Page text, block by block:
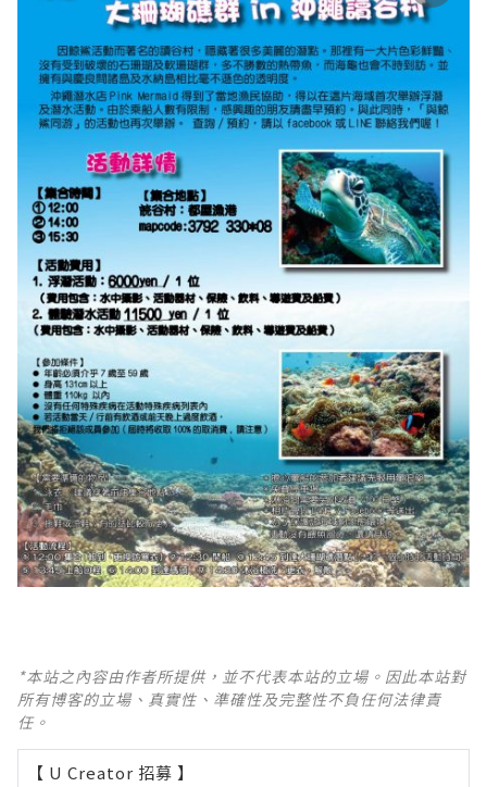
*本站之內容由作者所提供，並不代表本站的立場。因此本站對
所有博客的立場、真實性、準確性及完整性不負任何法律責
任。
【 U Creator 招募 】